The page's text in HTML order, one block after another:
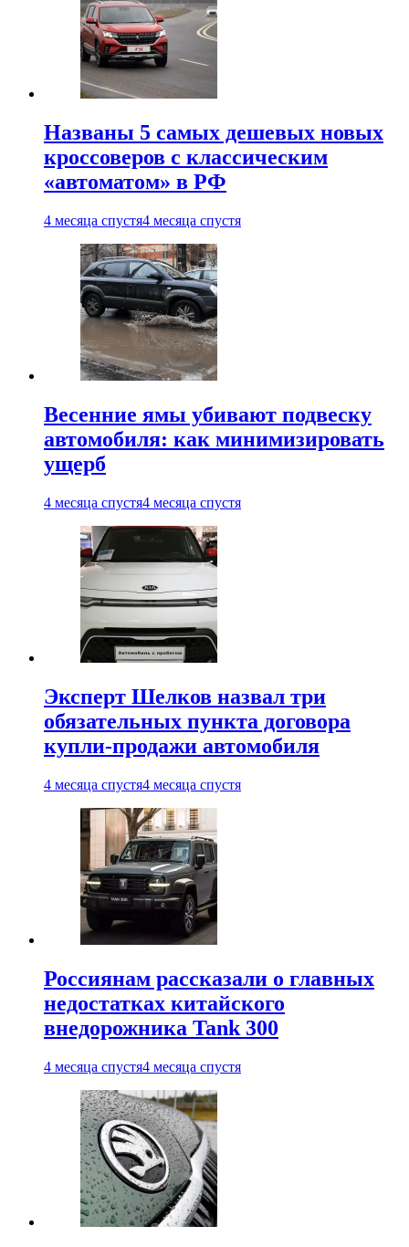
Названы 5 самых дешевых новых
кроссоверов с классическим
«автоматом» в РФ
4 месяца спустя4 месяца спустя
Весенние ямы убивают подвеску
автомобиля: как минимизировать
ущерб
4 месяца спустя4 месяца спустя
Эксперт Шелков назвал три
обязательных пункта договора
купли-продажи автомобиля
4 месяца спустя4 месяца спустя
Россиянам рассказали о главных
недостатках китайского
внедорожника Tank 300
4 месяца спустя4 месяца спустя